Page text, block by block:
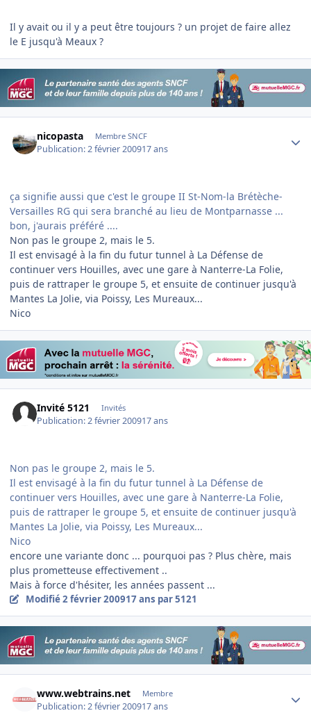
Il y avait ou il y a peut être toujours ? un projet de faire allez
le E jusqu'à Meaux ?
nicopasta Membre SNCF
Publication:2 février 200917 ans
ça signifie aussi que c'est le groupe II St-Nom-la Brétèche-
Versailles RG qui sera branché au lieu de Montparnasse ...
bon, j'aurais préféré ....
Non pas le groupe 2, mais le 5.
Il est envisagé à la fin du futur tunnel à La Défense de
continuer vers Houilles, avec une gare à Nanterre-La Folie,
puis de rattraper le groupe 5, et ensuite de continuer jusqu'à
Mantes La Jolie, via Poissy, Les Mureaux...
Nico
Invité 5121 Invités
Publication:2 février 200917 ans
Non pas le groupe 2, mais le 5.
Il est envisagé à la fin du futur tunnel à La Défense de
continuer vers Houilles, avec une gare à Nanterre-La Folie,
puis de rattraper le groupe 5, et ensuite de continuer jusqu'à
Mantes La Jolie, via Poissy, Les Mureaux...
Nico
encore une variante donc ... pourquoi pas ? Plus chère, mais
plus prometteuse effectivement ..
Mais à force d'hésiter, les années passent ...
Modifié2 février 200917 ans par 5121
www.webtrains.net Membre
Publication:2 février 200917 ans